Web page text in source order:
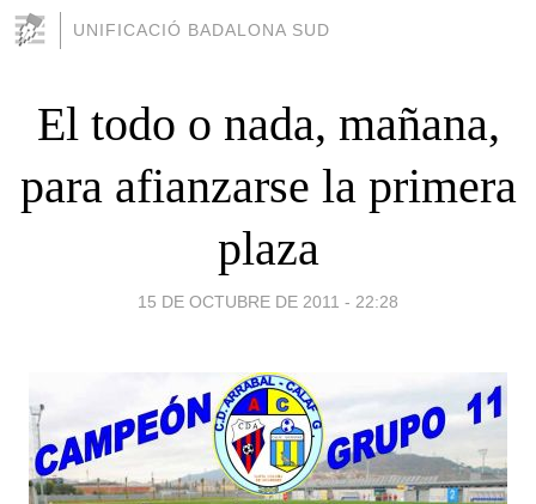
UNIFICACIÓ BADALONA SUD
El todo o nada, mañana,
para afianzarse la primera
plaza
15 DE OCTUBRE DE 2011 - 22:28